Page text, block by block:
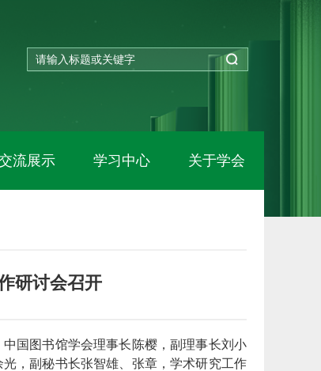
流展示 学习中心 关于学会
研讨会召开
国图书馆学会理事长陈樱，副理事长刘小
，副秘书长张智雄、张章，学术研究工作